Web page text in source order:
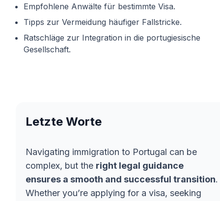
Empfohlene Anwälte für bestimmte Visa.
Tipps zur Vermeidung häufiger Fallstricke.
Ratschläge zur Integration in die portugiesische
Gesellschaft.
Letzte Worte
Navigating immigration to Portugal can be
complex, but the right legal guidance
ensures a smooth and successful transition.
Whether you’re applying for a visa, seeking